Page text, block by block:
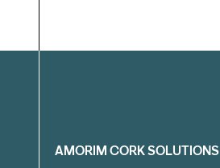
Filtrar
AMORIM CORK SOLUTIONS